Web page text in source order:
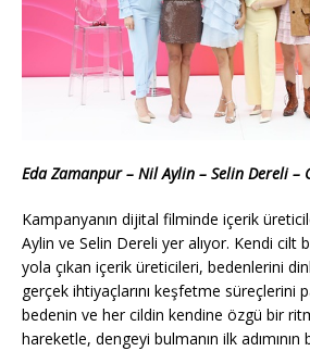
Eda Zamanpur – Nil Aylin – Selin Dereli –
Kampanyanın dijital filminde içerik
Aylin ve Selin Dereli yer alıyor. Kendi cilt
yola çıkan içerik üreticileri, bedenlerini
gerçek ihtiyaçlarını keşfetme süreçlerini
bedenin ve her cildin kendine özgü bir
hareketle, dengeyi bulmanın ilk